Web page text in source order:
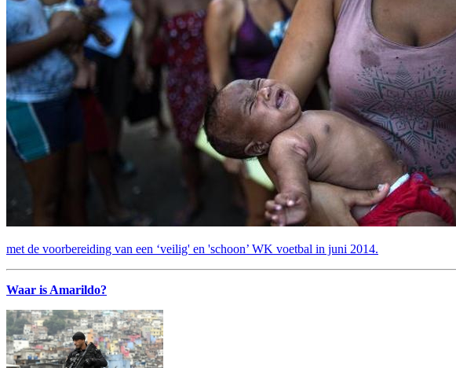
met de voorbereiding van een ‘veilig' en 'schoon’ WK voetbal in juni 2014.
Waar is Amarildo?